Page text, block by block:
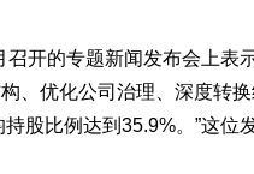
开的专题新闻发布会上表
、优化公司治理、深度转
股比例达到35.9%。”这位